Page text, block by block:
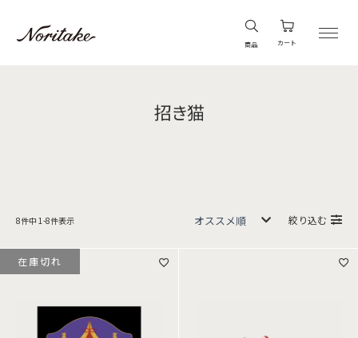
商品 カート
招き猫
8件中 1 -8件表示 絞り込む
在庫切れ